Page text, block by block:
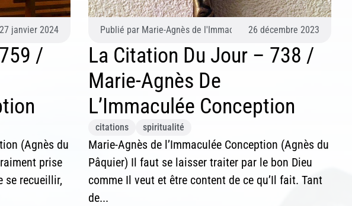
(Agnès du Pâquier)
27 janvier 2024
/
(Agnès du
prise
se recueillir,
Publié par Marie-Agnès de l'Immaculée Conception (Agnès du
26 décembre 2023
La Citation Du Jour – 738 /
Marie-Agnès De
L’Immaculée Conception
citations spiritualité
Marie-Agnès de l’Immaculée Conception (Agnès du
Pâquier) Il faut se laisser traiter par le bon Dieu
comme Il veut et être content de ce qu’Il fait. Tant
de...